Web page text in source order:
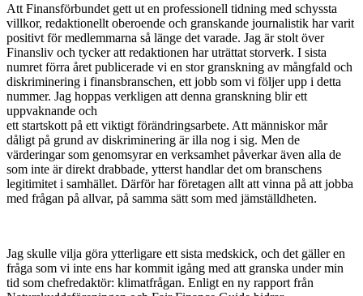
Att Finansförbundet gett ut en professionell tidning med schyssta
villkor, redaktionellt oberoende och granskande journalistik har varit
positivt för medlemmarna så länge det varade. Jag är stolt över
Finansliv och tycker att redaktionen har uträttat storverk. I sista
numret förra året publicerade vi en stor granskning av mångfald och
diskriminering i finansbranschen, ett jobb som vi följer upp i detta
nummer. Jag hoppas verkligen att denna granskning blir ett
uppvaknande och
ett startskott på ett viktigt förändringsarbete. Att människor mår
dåligt på grund av diskriminering är illa nog i sig. Men de
värderingar som genom­syrar en verksamhet påverkar även alla de
som inte är direkt drabbade, ytterst handlar det om branschens
legitimitet i samhället. Därför har företagen allt att vinna på att jobba
med frågan på allvar, på samma sätt som med jämställdheten.
Jag skulle vilja göra ytterligare ett sista medskick, och det gäller en
fråga som vi inte ens har kommit igång med att granska under min
tid som chefredaktör: klimatfrågan. Enligt en ny rapport från